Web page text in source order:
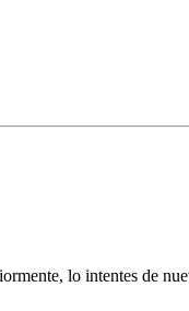
lo intentes de